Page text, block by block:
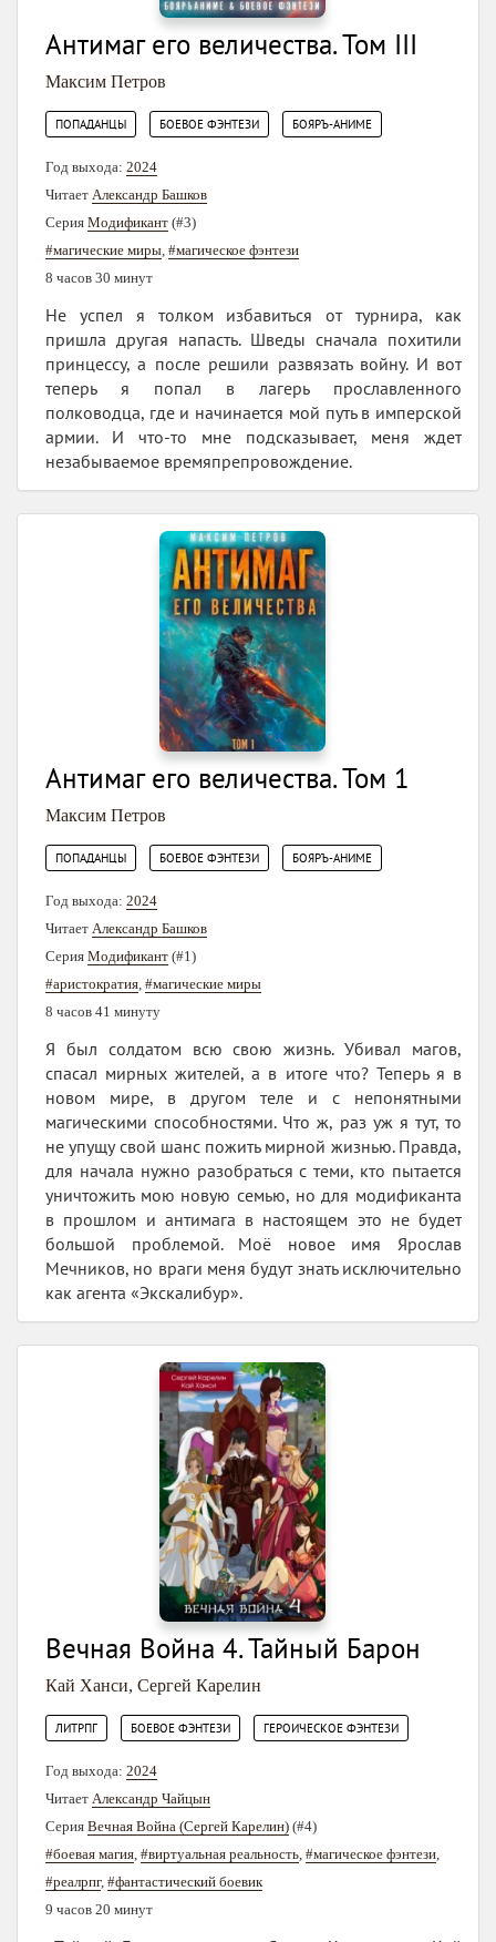
Антимаг его величества. Том III
Максим Петров
ПОПАДАНЦЫ БОЕВОЕ ФЭНТЕЗИ БОЯРЪ-АНИМЕ
Год выхода: 2024
Читает Александр Башков
Серия Модификант (#3)
#магические миры, #магическое фэнтези
8 часов 30 минут
Не успел я толком избавиться от турнира, как
пришла другая напасть. Шведы сначала похитили
принцессу, а после решили развязать войну. И вот
теперь я попал в лагерь прославленного
полководца, где и начинается мой путь в имперской
армии. И что-то мне подсказывает, меня ждет
незабываемое времяпрепровождение.
Антимаг его величества. Том 1
Максим Петров
ПОПАДАНЦЫ БОЕВОЕ ФЭНТЕЗИ БОЯРЪ-АНИМЕ
Год выхода: 2024
Читает Александр Башков
Серия Модификант (#1)
#аристократия #магические миры
8 часов 41 минуту
Я был солдатом всю свою жизнь. Убивал магов,
спасал мирных жителей, а в итоге что? Теперь я в
новом мире, в другом теле и с непонятными
магическими способностями. Что ж, раз уж я тут, то
не упущу свой шанс пожить мирной жизнью. Правда,
для начала нужно разобраться с теми, кто пытается
уничтожить мою новую семью, но для модификанта
в прошлом и антимага в настоящем это не будет
большой проблемой. Моё новое имя Ярослав
Мечников, но враги меня будут знать исключительно
как агента «Экскалибур».
Вечная Война 4. Тайный Барон
Кай Ханси, Сергей Карелин
ЛИТРПГ БОЕВОЕ ФЭНТЕЗИ ГЕРОИЧЕСКОЕ ФЭНТЕЗИ
Год выхода: 2024
Читает Александр Чайцын
Серия Вечная Война (Сергей Карелин) (#4)
#боевая магия, #виртуальная реальность, #магическое фэнтези,
#реалрпг, #фантастический боевик
9 часов 20 минут